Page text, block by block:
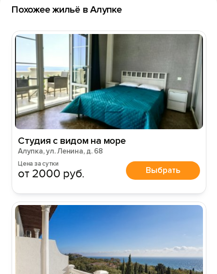
Похожее жильё в Алупке
Студия с видом на море
Алупка, ул. Ленина, д. 68
Цена за сутки
от 2000 руб. Выбрать